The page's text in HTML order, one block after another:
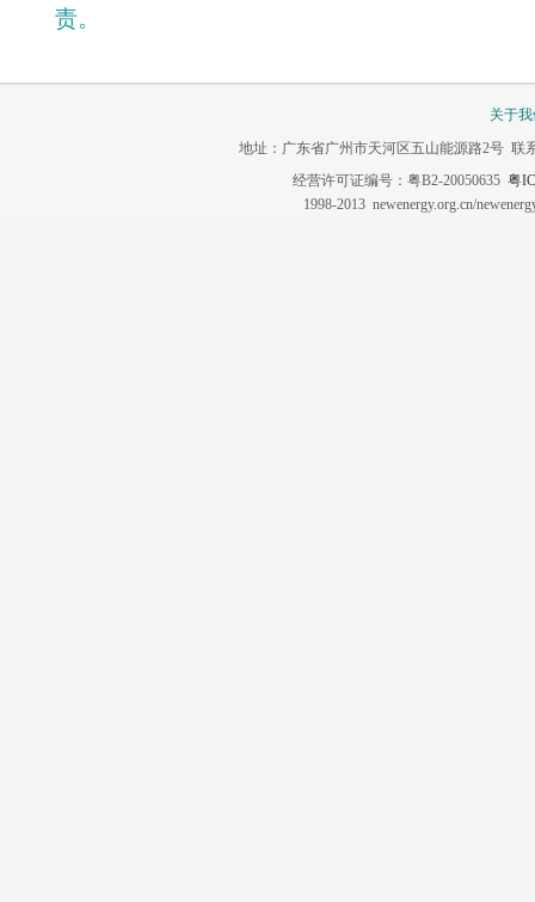
责。
关于
地址：广东省广州市天河区五山能源路2号 联
经营许可证编号：粤B2-20050635 粤
1998-2013 newenergy.org.cn/